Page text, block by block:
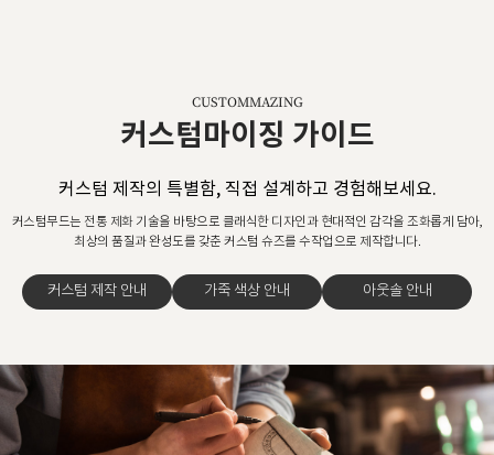
CUSTOMMAZING
커스텀마이징 가이드
커스텀 제작의 특별함, 직접 설계하고 경험해보세요.
커스텀무드는 전통 제화 기술을 바탕으로 클래식한 디자인과 현대적인 감각을 조화롭게 담아,
최상의 품질과 완성도를 갖춘 커스텀 슈즈를 수작업으로 제작합니다.
커스텀 제작 안내 가죽 색상 안내 아웃솔 안내